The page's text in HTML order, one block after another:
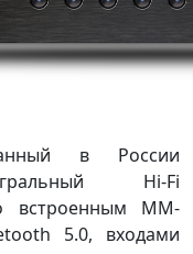
в России
Hi-Fi
встроенным ММ-
5.0, входами